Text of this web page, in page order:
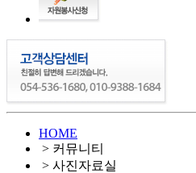
HOME
> 커뮤니티
> 사진자료실